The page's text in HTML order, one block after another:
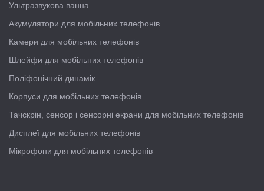
Ультразвукова ванна
Акумулятори для мобільних телефонів
Камери для мобільних телефонів
Шлейфи для мобільних телефонів
Поліфонічний динамік
Корпуси для мобільних телефонів
Тачскрін, сенсор і сенсорні екрани для мобільних телефонів
Дисплеї для мобільних телефонів
Мікрофони для мобільних телефонів